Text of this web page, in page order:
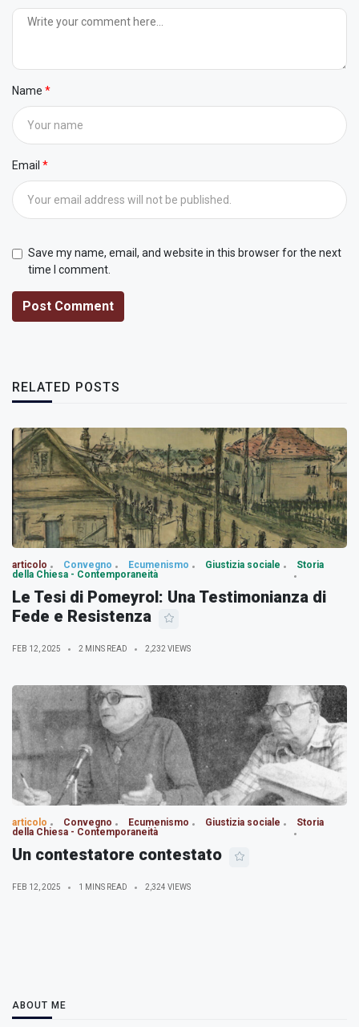
Name
Email
Save my name, email, and website in this browser for the next
time I comment.
Post Comment
RELATED POSTS
articolo Convegno Ecumenismo Giustizia sociale
Storia
della Chiesa - Contemporaneità
Le Tesi di Pomeyrol: Una Testimonianza di
Fede e Resistenza
FEB 12, 2025 2 MINS READ 2,232 VIEWS
articolo Convegno Ecumenismo Giustizia sociale
Storia
della Chiesa - Contemporaneità
Un contestatore contestato
FEB 12, 2025 1 MINS READ 2,324 VIEWS
ABOUT ME